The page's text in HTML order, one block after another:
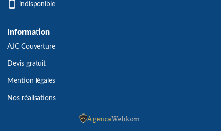
indisponible
Information
AJC Couverture
Devis gratuit
Mention légales
Nos réalisations